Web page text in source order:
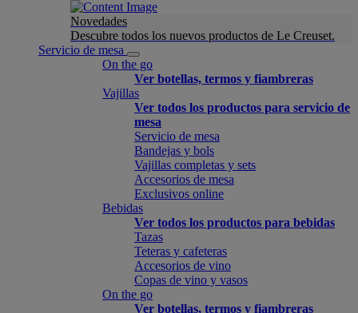
Novedades
Descubre todos los nuevos productos de Le Creuset.
Servicio de mesa
On the go
Ver botellas, termos y fiambreras
Vajillas
Ver todos los productos para servicio de
mesa
Servicio de mesa
Bandejas y bols
Vajillas completas y sets
Accesorios de mesa
Exclusivos online
Bebidas
Ver todos los productos para bebidas
Tazas
Teteras y cafeteras
Accesorios de vino
Copas de vino y vasos
On the go
Ver botellas, termos y fiambreras